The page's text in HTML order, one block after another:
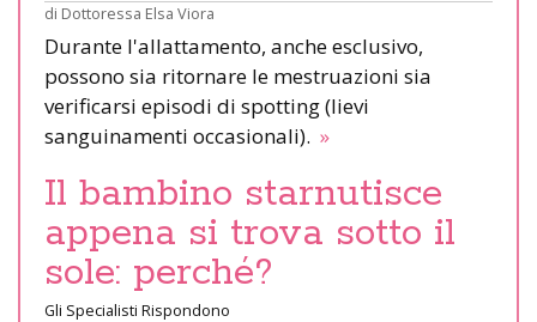
di Dottoressa Elsa Viora
Durante l'allattamento, anche esclusivo,
possono sia ritornare le mestruazioni sia
verificarsi episodi di spotting (lievi
sanguinamenti occasionali). »
Il bambino starnutisce
appena si trova sotto il
sole: perché?
Gli Specialisti Rispondono